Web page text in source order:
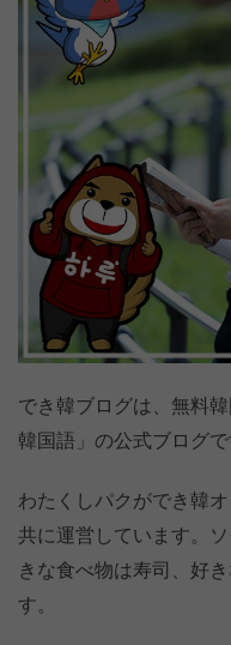
でき韓ブログは、無料
韓国語」の公式ブログで
わたくしパクができ韓
共に運営しています。
きな食べ物は寿司、好
す。